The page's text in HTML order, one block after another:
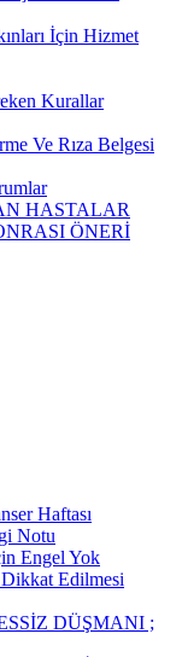
İçin Hizmet
Kurallar
Ve Rıza Belgesi
HASTALAR
ÖNERİ
Haftası
Notu
Engel Yok
Edilmesi
DÜŞMANI ;